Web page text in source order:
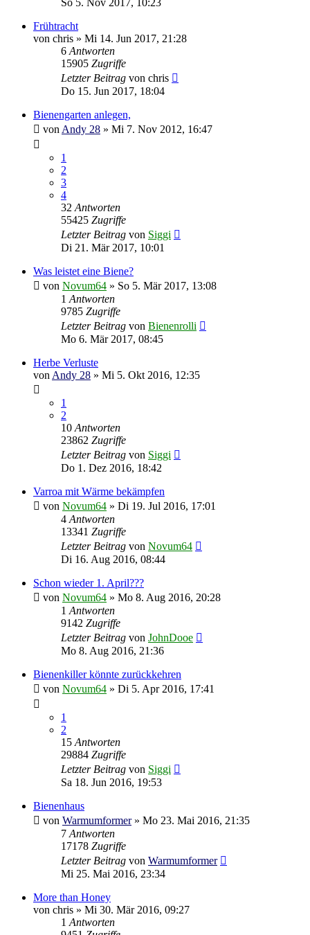
Frühtracht
von chris » Mi 14. Jun 2017, 21:28
6 Antworten
15905 Zugriffe
Letzter Beitrag von chris
Do 15. Jun 2017, 18:04
Bienengarten anlegen,
von Andy 28 » Mi 7. Nov 2012, 16:47
1
2
3
4
32 Antworten
55425 Zugriffe
Letzter Beitrag von Siggi
Di 21. Mär 2017, 10:01
Was leistet eine Biene?
von Novum64 » So 5. Mär 2017, 13:08
1 Antworten
9785 Zugriffe
Letzter Beitrag von Bienenrolli
Mo 6. Mär 2017, 08:45
Herbe Verluste
von Andy 28 » Mi 5. Okt 2016, 12:35
1
2
10 Antworten
23862 Zugriffe
Letzter Beitrag von Siggi
Do 1. Dez 2016, 18:42
Varroa mit Wärme bekämpfen
von Novum64 » Di 19. Jul 2016, 17:01
4 Antworten
13341 Zugriffe
Letzter Beitrag von Novum64
Di 16. Aug 2016, 08:44
Schon wieder 1. April???
von Novum64 » Mo 8. Aug 2016, 20:28
1 Antworten
9142 Zugriffe
Letzter Beitrag von JohnDooe
Mo 8. Aug 2016, 21:36
Bienenkiller könnte zurückkehren
von Novum64 » Di 5. Apr 2016, 17:41
1
2
15 Antworten
29884 Zugriffe
Letzter Beitrag von Siggi
Sa 18. Jun 2016, 19:53
Bienenhaus
von Warmumformer» Mo 23. Mai 2016, 21:35
7 Antworten
17178 Zugriffe
Letzter Beitrag von Warmumformer
Mi 25. Mai 2016, 23:34
More than Honey
von chris » Mi 30. Mär 2016, 09:27
1 Antworten